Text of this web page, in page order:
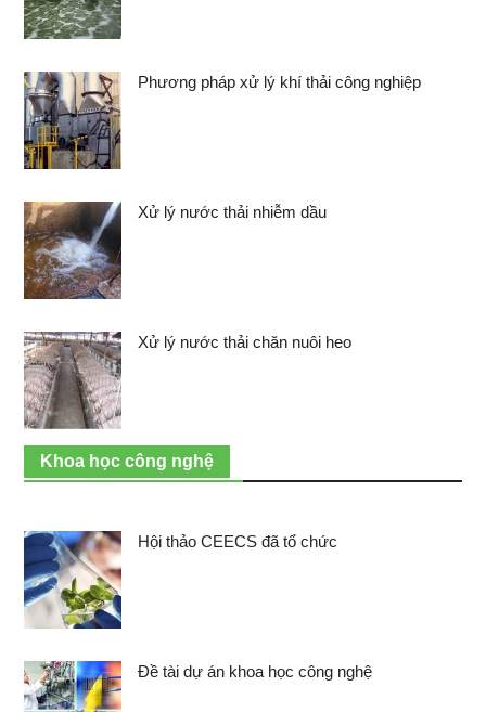
Phương pháp xử lý khí thải công nghiệp
Xử lý nước thải nhiễm dầu
Xử lý nước thải chăn nuôi heo
Khoa học công nghệ
Hội thảo CEECS đã tổ chức
Đề tài dự án khoa học công nghệ